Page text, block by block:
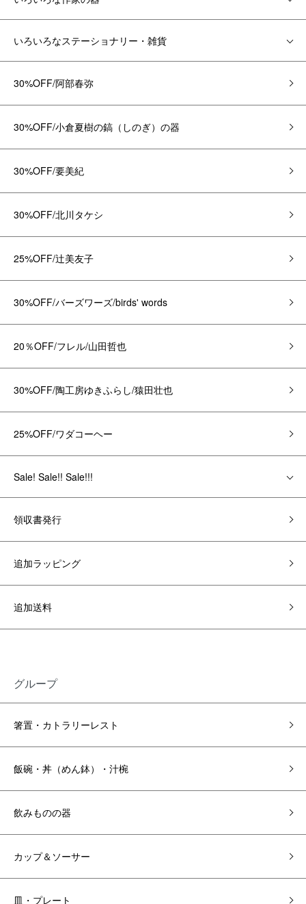
いろいろなステーショナリー・雑貨
30%OFF/阿部春弥
30%OFF/小倉夏樹の鎬（しのぎ）の器
30%OFF/要美紀
30%OFF/北川タケシ
25%OFF/辻美友子
30%OFF/バーズワーズ/birds' words
20％OFF/フレル/山田哲也
30%OFF/陶工房ゆきふらし/猿田壮也
25%OFF/ワダコーヘー
Sale! Sale!! Sale!!!
領収書発行
追加ラッピング
追加送料
グループ
箸置・カトラリーレスト
飯碗・丼（めん鉢）・汁椀
飲みものの器
カップ＆ソーサー
皿・プレート